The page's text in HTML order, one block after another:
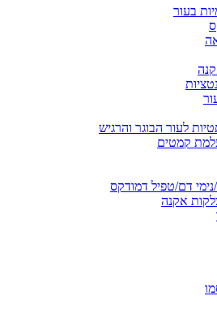
בעור
לעור הבוגר והרגיש
קמטים
נימי דם/טפיל דמודקס
אקנה